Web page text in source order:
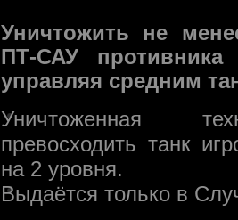
Уничтожить не
ПТ-САУ
управляя средним
Уничтоженная
превосходить танк
на 2 уровня.
Выдаётся только в